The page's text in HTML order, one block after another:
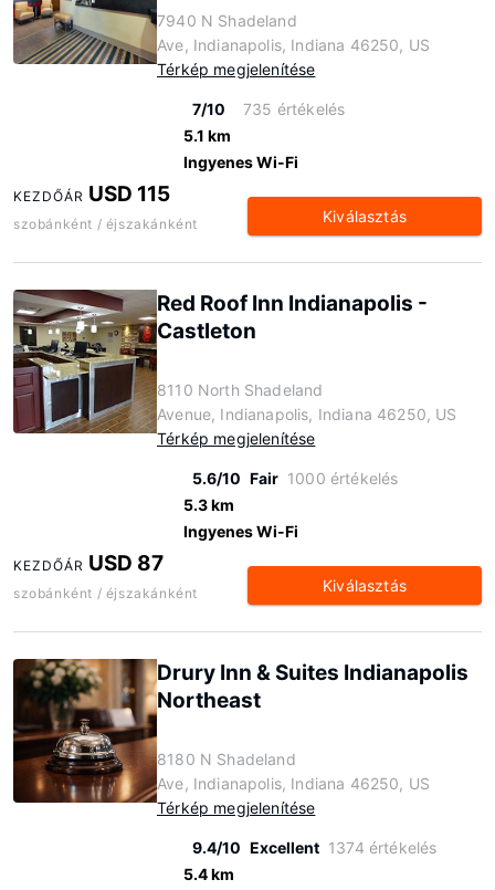
7940 N Shadeland
Ave, Indianapolis, Indiana 46250, US
Térkép megjelenítése
7/10
735 értékelés
5.1 km
Ingyenes Wi-Fi
KEZDŐÁR USD 115
szobánként / éjszakánként Kiválasztás
Red Roof Inn Indianapolis -
Castleton
8110 North Shadeland
Avenue, Indianapolis, Indiana 46250, US
Térkép megjelenítése
5.6/10 Fair 1000 értékelés
5.3 km
Ingyenes Wi-Fi
KEZDŐÁR USD 87
szobánként / éjszakánként Kiválasztás
Drury Inn & Suites Indianapolis
Northeast
8180 N Shadeland
Ave, Indianapolis, Indiana 46250, US
Térkép megjelenítése
9.4/10 Excellent 1374 értékelés
5.4 km